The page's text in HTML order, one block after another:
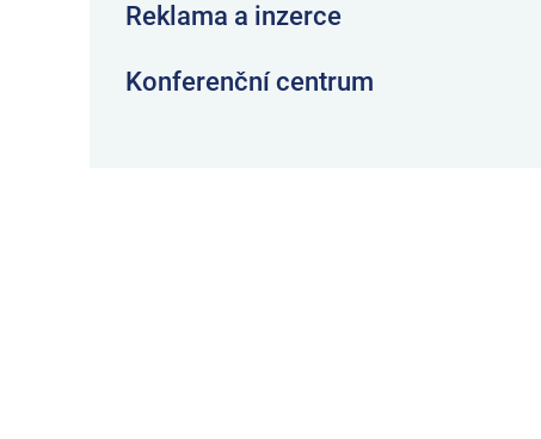
Reklama a inzerce
Konferenční centrum